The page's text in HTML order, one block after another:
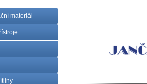
materiál